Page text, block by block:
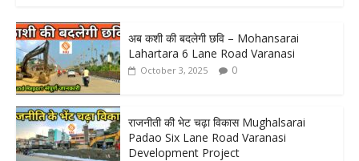
अब कशी की बदलेगी छवि – Mohansarai
Lahartara 6 Lane Road Varanasi
October 3, 2025 0
राजनीती की भेट चढ़ा विकास Mughalsarai
Padao Six Lane Road Varanasi
Development Project